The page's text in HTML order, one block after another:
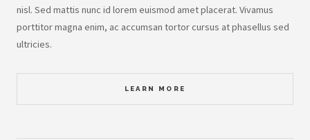
nisl. Sed mattis nunc id lorem euismod amet placerat. Vivamus
porttitor magna enim, ac accumsan tortor cursus at phasellus sed
ultricies.
LEARN MORE